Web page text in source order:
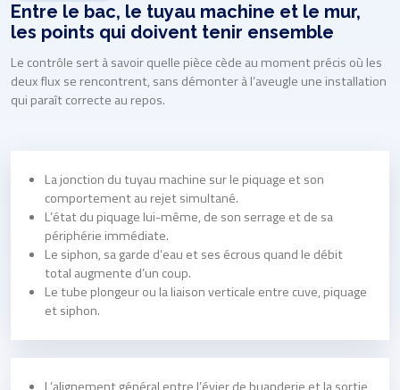
Entre le bac, le tuyau machine et le mur,
les points qui doivent tenir ensemble
Le contrôle sert à savoir quelle pièce cède au moment précis où les
deux flux se rencontrent, sans démonter à l’aveugle une installation
qui paraît correcte au repos.
La jonction du tuyau machine sur le piquage et son
comportement au rejet simultané.
L’état du piquage lui-même, de son serrage et de sa
périphérie immédiate.
Le siphon, sa garde d’eau et ses écrous quand le débit
total augmente d’un coup.
Le tube plongeur ou la liaison verticale entre cuve, piquage
et siphon.